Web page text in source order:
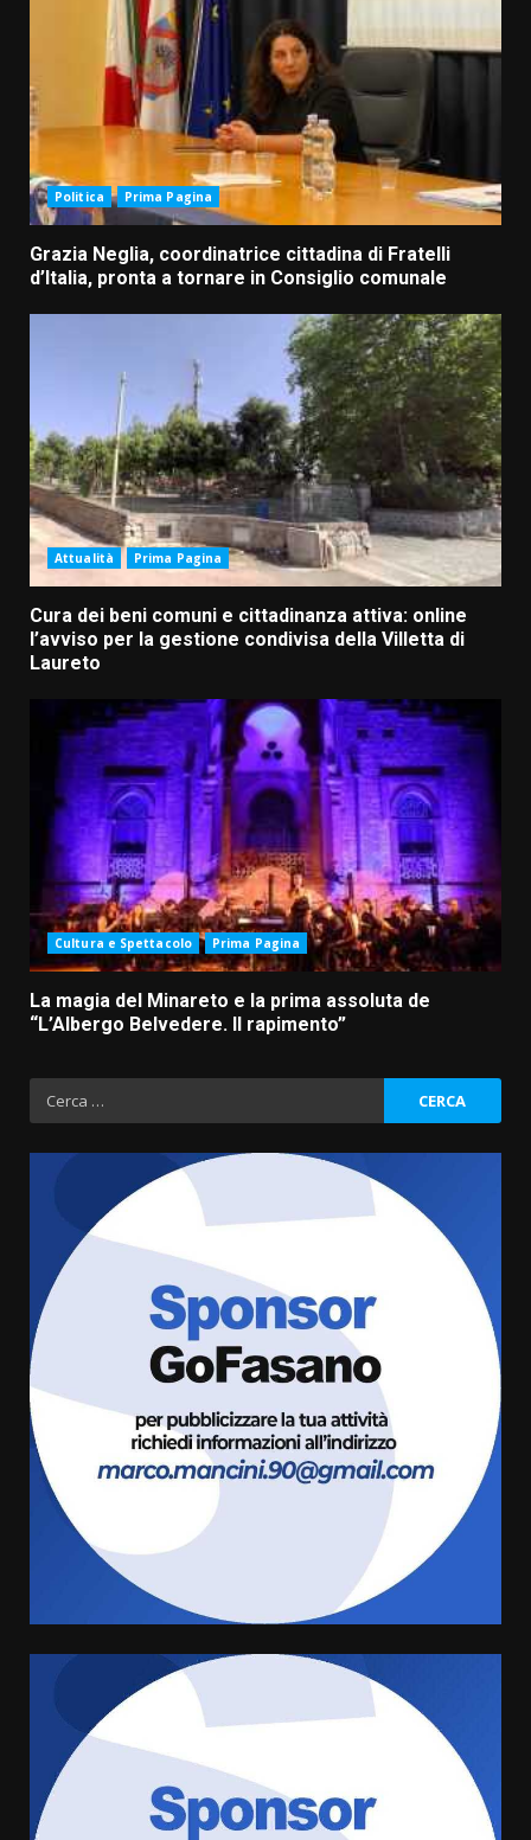
Politica Prima Pagina
Grazia Neglia, coordinatrice cittadina di Fratelli
d’Italia, pronta a tornare in Consiglio comunale
Attualità Prima Pagina
Cura dei beni comuni e cittadinanza attiva: online
l’avviso per la gestione condivisa della Villetta di
Laureto
Cultura e Spettacolo Prima Pagina
La magia del Minareto e la prima assoluta de
“L’Albergo Belvedere. Il rapimento”
Ricerca
per:
La magia del Minareto e la prima
assoluta de “L’Albergo
Belvedere. Il rapimento”
6 Agosto 2026 06:15
Serie D, l’Us Fasano è escluso
dal campionato
5 Agosto 2026 17:30
5
Truffatori in azione nelle
frazioni fasanesi
5 Agosto 2026 11:03
6
Residenti di Savelletri scrivono
al Prefetto: “Noi cittadini di
5 Agosto 2026 06:15
7
A Savelletri torna la Sagra del
Pesce Spada: appuntamento a
5 Agosto 2026 06:10
Grazia Neglia, coordinatrice